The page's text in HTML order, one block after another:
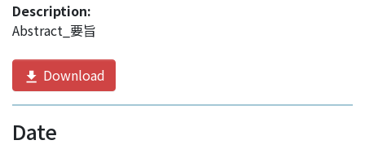
Description:
Abstract_要旨
Download
Date